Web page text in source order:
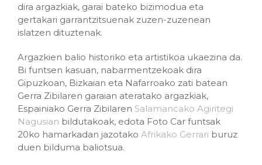
dira argazkiak, garai bateko bizimodua eta
gertakari garrantzitsuenak zuzen-zuzenean
islatzen dituztenak.
Argazkien balio historiko eta artistikoa ukaezina da.
Bi funtsen kasuan, nabarmentzekoak dira
Gipuzkoan, Bizkaian eta Nafarroako zati batean
Gerra Zibilaren garaian ateratako argazkiak,
Espainiako Gerra Zibilaren Salamancako Agiritegi
Nagusian bildutakoak, edota Foto Car funtsak
20ko hamarkadan jazotako Afrikako Gerrari buruz
duen bilduma baliotsua.